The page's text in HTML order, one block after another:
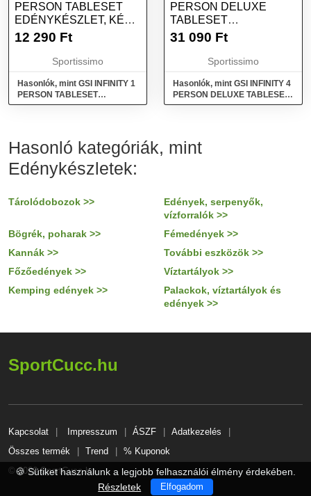
PERSON TABLESET
EDÉNYKÉSZLET, KÉK,
MÉRET
12 290 Ft
Sportissimo
Hasonlók, mint GSI INFINITY 1
PERSON TABLESET
Edénykészlet, kék, méret
PERSON DELUXE
TABLESET
EDÉNYKÉSZLET, MIX,
31 090 Ft
Sportissimo
Hasonlók, mint GSI INFINITY 4
PERSON DELUXE TABLESET
Edénykészlet, mix, méret
Hasonló kategóriák, mint
Edénykészletek:
Tárolódobozok >>
Edények, serpenyők,
vízforralók >>
Bögrék, poharak >>
Fémedények >>
Kannák >>
További eszközök >>
Főzőedények >>
Víztartályok >>
Kemping edények >>
Palackok, víztartályok és
edények >>
SportCucc.hu
Kapcsolat Impresszum ÁSZF
Adatkezelés
Összes termék
Trend
% Kuponok
© 2026 SportCucc.hu
🍪 Sütiket használunk a legjobb felhasználói élmény érdekében.
Részletek
Elfogadom